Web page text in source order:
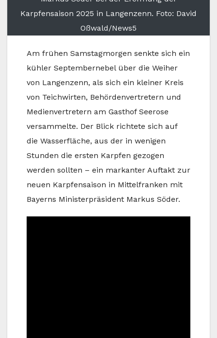
Karpfensaison 2025 in Langenzenn. Foto: David
Oßwald/News5
Am frühen Samstagmorgen senkte sich ein
kühler Septembernebel über die Weiher
von Langenzenn, als sich ein kleiner Kreis
von Teichwirten, Behördenvertretern und
Medienvertretern am Gasthof Seerose
versammelte. Der Blick richtete sich auf
die Wasserfläche, aus der in wenigen
Stunden die ersten Karpfen gezogen
werden sollten – ein markanter Auftakt zur
neuen Karpfensaison in Mittelfranken mit
Bayerns Ministerpräsident Markus Söder.